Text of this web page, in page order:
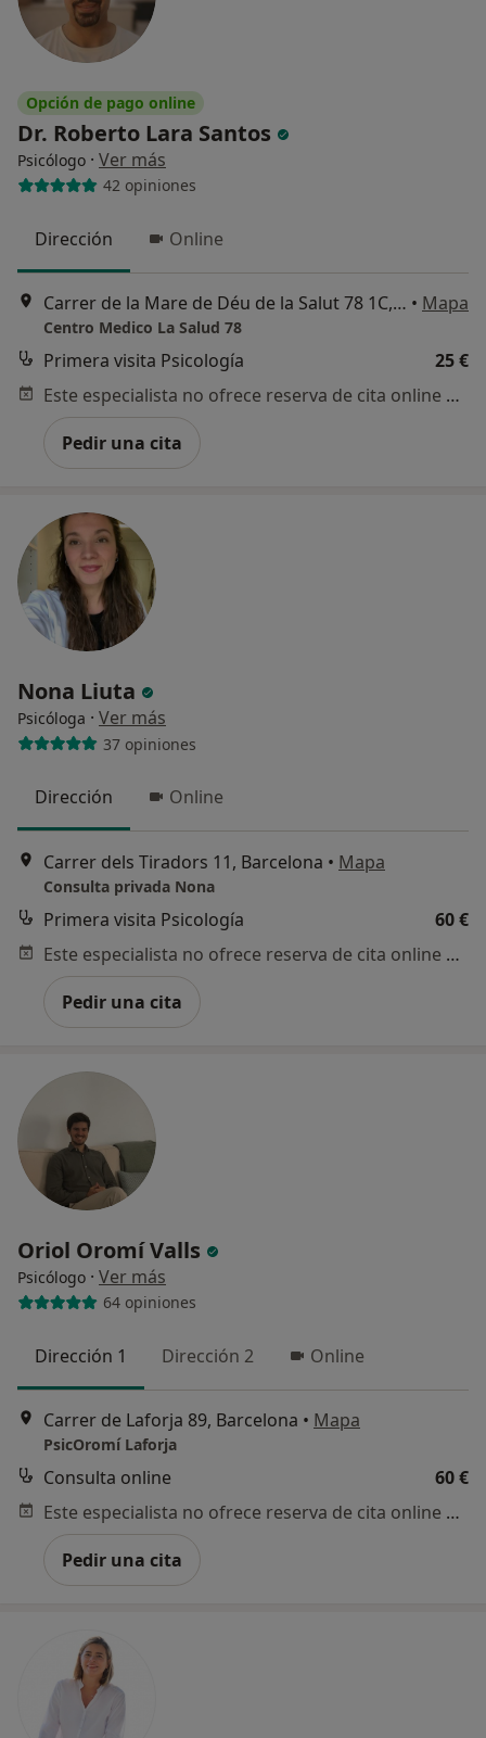
Opción de pago online
Dr. Roberto Lara Santos
Psicólogo · Ver más
42 opiniones
Dirección Online
Carrer de la Mare de Déu de la Salut 78 1C, Barcelona • Mapa
Centro Medico La Salud 78
Primera visita Psicología
25 €
Este especialista no ofrece reserva de cita online en esta dirección.
Pedir una cita
Nona Liuta
Psicóloga · Ver más
37 opiniones
Dirección Online
Carrer dels Tiradors 11, Barcelona • Mapa
Consulta privada Nona
Primera visita Psicología
60 €
Este especialista no ofrece reserva de cita online en esta dirección.
Pedir una cita
Oriol Oromí Valls
Psicólogo · Ver más
64 opiniones
Dirección 1 Dirección 2 Online
Carrer de Laforja 89, Barcelona • Mapa
PsicOromí Laforja
Consulta online
60 €
Este especialista no ofrece reserva de cita online en esta dirección.
Pedir una cita